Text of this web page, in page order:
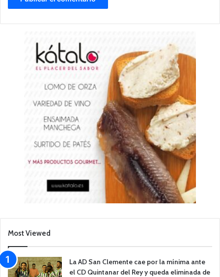
Most Viewed
La AD San Clemente cae por la mínima ante
el CD Quintanar del Rey y queda eliminada de